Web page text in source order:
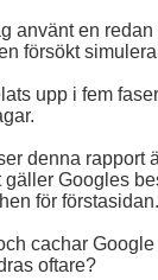
använt en
försökt
upp i fem
denna rapport
Googles
för förstasidan.
cachar
oftare?